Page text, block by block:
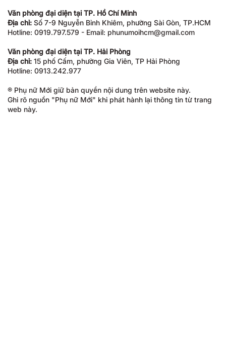
Văn phòng đại diện tại TP. Hồ Chí Minh
Địa chỉ: Số 7-9 Nguyễn Bỉnh Khiêm, phường Sài Gòn, TP.HCM
Hotline: 0919.797.579 - Email: phunumoihcm@gmail.com
Văn phòng đại diện tại TP. Hải Phòng
Địa chỉ: 15 phố Cấm, phường Gia Viên, TP Hải Phòng
Hotline: 0913.242.977
® Phụ nữ Mới giữ bản quyền nội dung trên website này.
Ghi rõ nguồn "Phụ nữ Mới" khi phát hành lại thông tin từ trang
web này.